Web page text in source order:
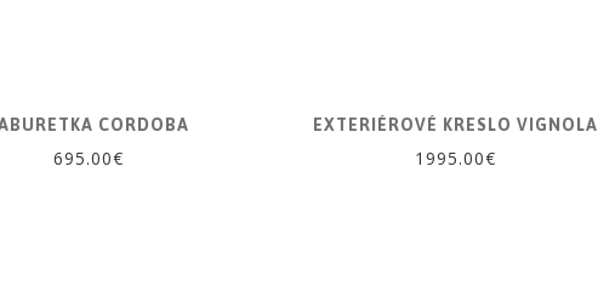
CORDOBA
695.00€
EXTERIÉROVÉ KRESLO VIGNOLA
1995.00€